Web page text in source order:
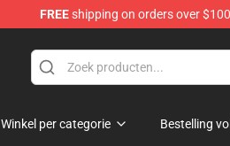
FREEshipping on orders over $100
Winkel per categorie Bestelling